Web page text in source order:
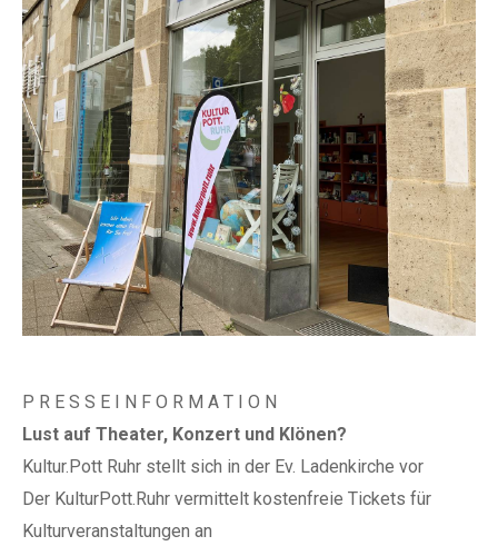
P R E S S E I N F O R M A T I O N
Lust auf Theater, Konzert und Klönen?
Kultur.Pott Ruhr stellt sich in der Ev. Ladenkirche vor
Der KulturPott.Ruhr vermittelt kostenfreie Tickets für
Kulturveranstaltungen an